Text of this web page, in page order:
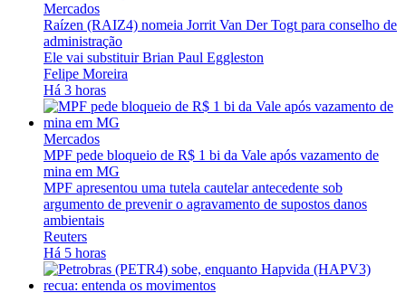
Mercados
Raízen (RAIZ4) nomeia Jorrit Van Der Togt para conselho de
administração
Ele vai substituir Brian Paul Eggleston
Felipe Moreira
Há 3 horas
Mercados
MPF pede bloqueio de R$ 1 bi da Vale após vazamento de
mina em MG
MPF apresentou uma tutela cautelar antecedente sob
argumento de prevenir o agravamento ‌de supostos danos
ambientais
Reuters
Há 5 horas